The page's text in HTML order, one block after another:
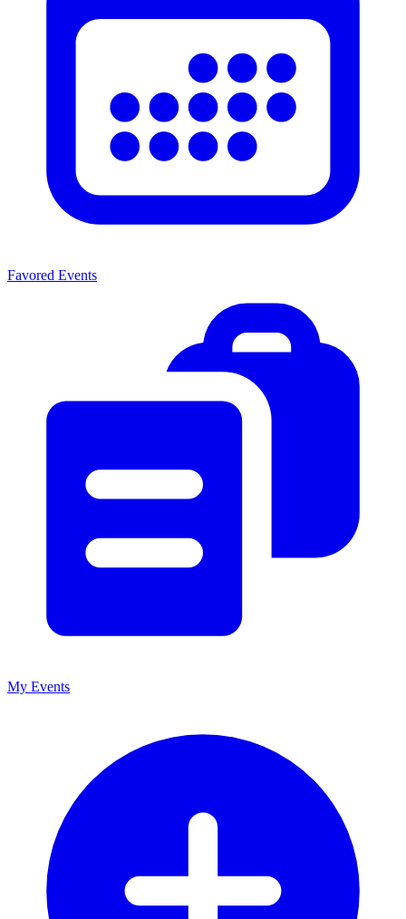
Favored Events
My Events